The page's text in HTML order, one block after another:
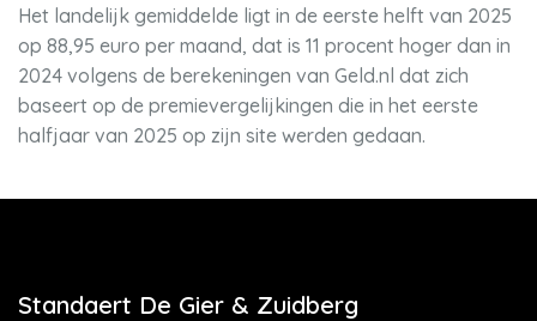
Het landelijk gemiddelde ligt in de eerste helft van 2025
op 88,95 euro per maand, dat is 11 procent hoger dan in
2024 volgens de berekeningen van Geld.nl dat zich
baseert op de premievergelijkingen die in het eerste
halfjaar van 2025 op zijn site werden gedaan.
Standaert De Gier & Zuidberg